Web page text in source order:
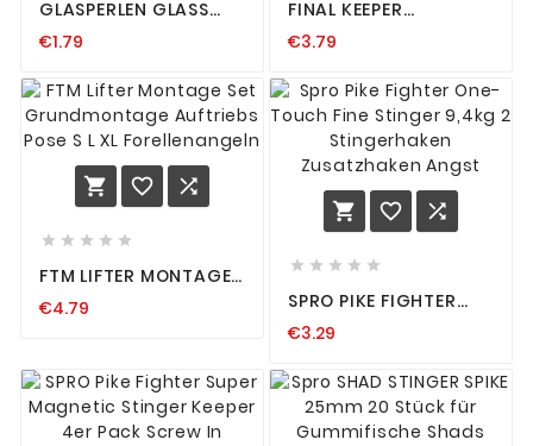
GLASPERLEN GLASS
CAROLINA RIG DROP
BARSCH
€1.79
FINAL KEEPER
WIDERHAKEN
VON GUMMIKÖDER
RAUBFISCH
€3.79
  
    
FTM LIFTER MONTAGE
AUFTRIEBS POSE S L XL
€4.79
  
    
SPRO PIKE FIGHTER
STINGER 9,4KG 2
ZUSATZHAKEN ANGST
€3.29